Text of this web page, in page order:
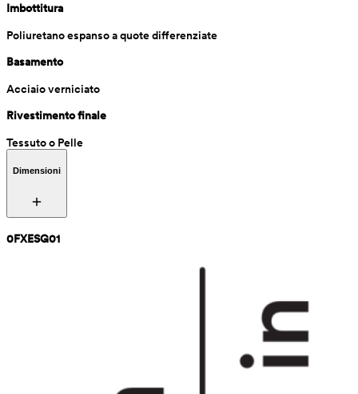
Imbottitura
Poliuretano espanso a quote differenziate
Basamento
Acciaio verniciato
Rivestimento finale
Tessuto o Pelle
Dimensioni
0FXESG01